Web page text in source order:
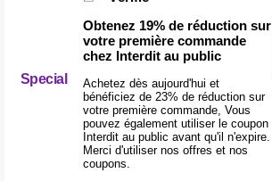
Special
Obtenez 19% de réduction sur
votre première commande
chez Interdit au public
Achetez dès aujourd'hui et
bénéficiez de 23% de réduction sur
votre première commande, Vous
pouvez également utiliser le coupon
Interdit au public avant qu'il n'expire.
Merci d'utiliser nos offres et nos
coupons.